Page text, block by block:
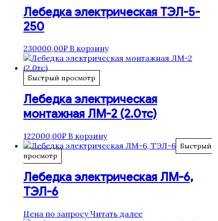
Лебедка электрическая ТЭЛ-5-
250
230000,00₽ В корзину
Быстрый просмотр
Лебедка электрическая
монтажная ЛМ-2 (2.0тс)
122000,00₽ В корзину
Быстрый
просмотр
Лебедка электрическая ЛМ-6,
ТЭЛ-6
Цена по запросу Читать далее